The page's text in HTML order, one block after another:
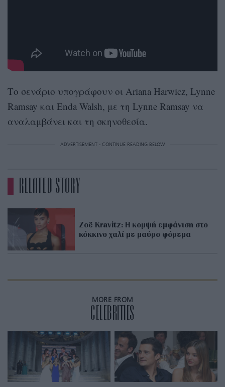
Το σενάριο υπογράφουν οι Ariana Harwicz, Lynne
Ramsay και Enda Walsh, με τη Lynne Ramsay να
αναλαμβάνει και τη σκηνοθεσία.
ADVERTISEMENT - CONTINUE READING BELOW
RELATED STORY
Zoë Kravitz: Η κομψή εμφάνιση στο
κόκκινο χαλί με μαύρο φόρεμα
MORE FROM
CELEBRITIES